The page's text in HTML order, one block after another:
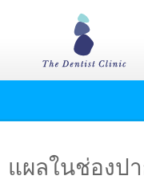
แผลในช่องป